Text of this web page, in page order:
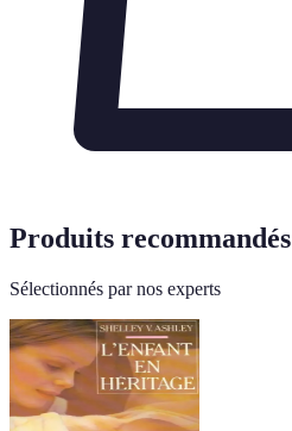
Produits recommandés
Sélectionnés par nos experts